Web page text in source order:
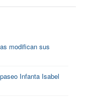
modifican sus
Infanta Isabel